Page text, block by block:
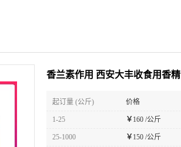
香兰素作用 西安大丰收食用香精
起订量 (公斤) 价格
1-25 ￥ 160 /公斤
25-1000 ￥ 150 /公斤